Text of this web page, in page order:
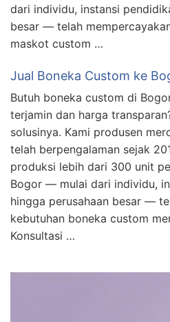
dari individu, instansi
besar — telah
maskot custom …
Jual Boneka Custom ke
Butuh boneka custom di
terjamin dan harga
solusinya. Kami produsen
telah berpengalaman sejak
produksi lebih dari 300 unit
Bogor — mulai dari individu,
hingga perusahaan besar —
kebutuhan boneka custom
Konsultasi …